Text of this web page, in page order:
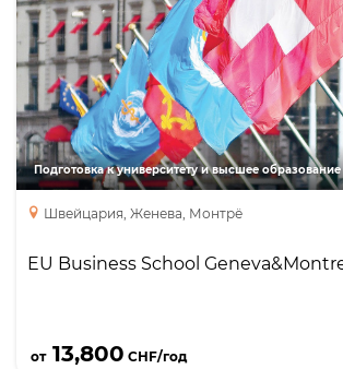
Подготовка к университету и высшее образование
Швейцария, Женева, Монтрё
EU Business School
от13,800 CHF/год